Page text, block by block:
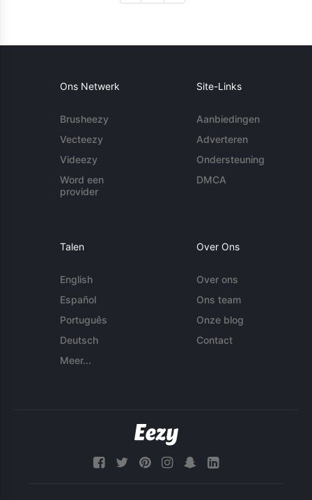
Ons Netwerk
Brusheezy
Vecteezy
Videezy
Word een
provider
Site-Links
Aanbiedingen
Adverteren
Ondersteuning
DMCA
Talen
English
Español
Português
Deutsch
Meer...
Over Ons
Over ons
Ons team
Onze blog
Contact